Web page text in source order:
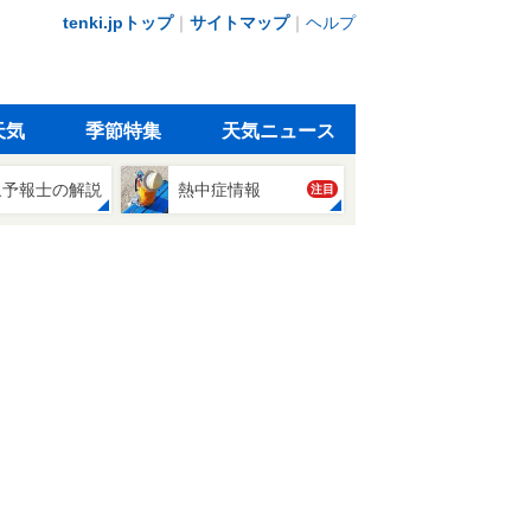
tenki.jpトップ｜ サイトマップ｜ ヘルプ
気 季節特集 天気ニュース
報士の解説 熱中症情報 注目